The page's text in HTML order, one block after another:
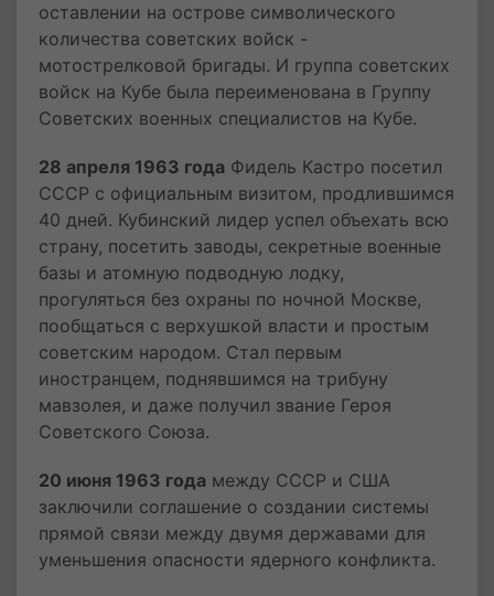
оставлении на острове символического
количества советских войск -
мотострелковой бригады. И группа советских
войск на Кубе была переименована в Группу
Советских военных специалистов на Кубе.
28 апреля 1963 года Фидель Кастро посетил
СССР с официальным визитом, продлившимся
40 дней. Кубинский лидер успел объехать всю
страну, посетить заводы, секретные военные
базы и атомную подводную лодку,
прогуляться без охраны по ночной Москве,
пообщаться с верхушкой власти и простым
советским народом. Стал первым
иностранцем, поднявшимся на трибуну
мавзолея, и даже получил звание Героя
Советского Союза.
20 июня 1963 года между СССР и США
заключили соглашение о создании системы
прямой связи между двумя державами для
уменьшения опасности ядерного конфликта.